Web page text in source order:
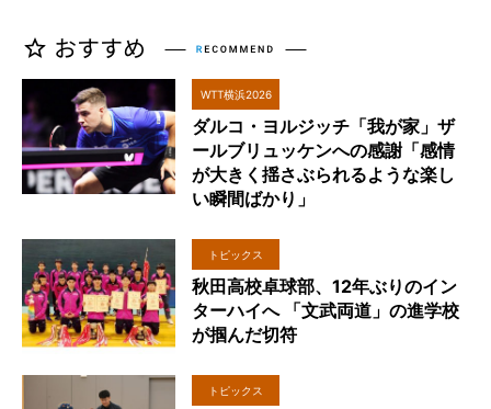
WTT横浜2026
ダルコ・ヨルジッチ「我が家」ザ
ールブリュッケンへの感謝「感情
が大きく揺さぶられるような楽し
い瞬間ばかり」
トピックス
秋田高校卓球部、12年ぶりのイン
ターハイへ 「文武両道」の進学校
が掴んだ切符
トピックス